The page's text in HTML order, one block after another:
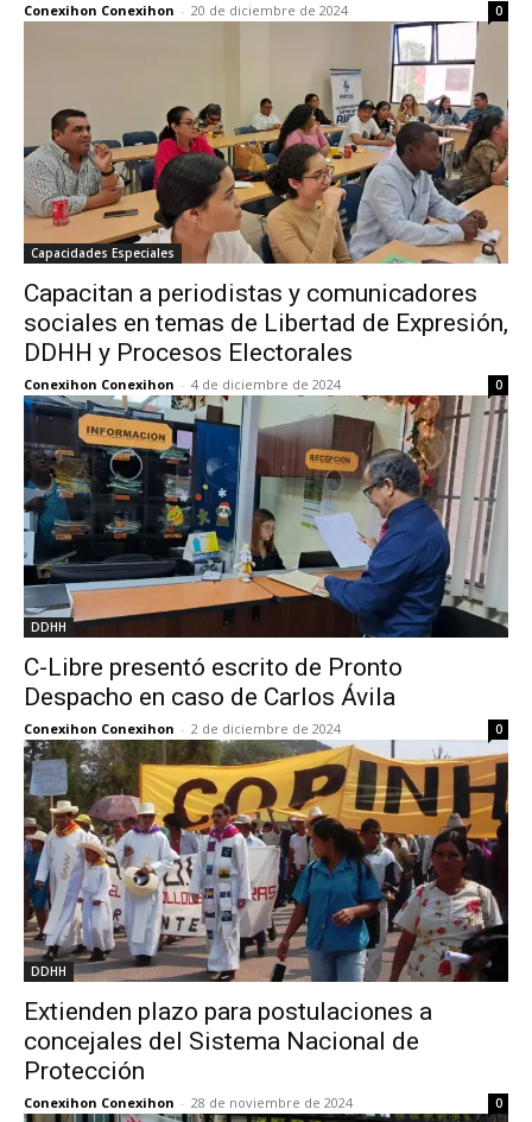
Conexihon Conexihon - 20 de diciembre de 2024 0
Capacidades Especiales
Capacitan a periodistas y comunicadores
sociales en temas de Libertad de Expresión,
DDHH y Procesos Electorales
Conexihon Conexihon - 4 de diciembre de 2024 0
DDHH
C-Libre presentó escrito de Pronto
Despacho en caso de Carlos Ávila
Conexihon Conexihon - 2 de diciembre de 2024 0
DDHH
Extienden plazo para postulaciones a
concejales del Sistema Nacional de
Protección
Conexihon Conexihon - 28 de noviembre de 2024 0